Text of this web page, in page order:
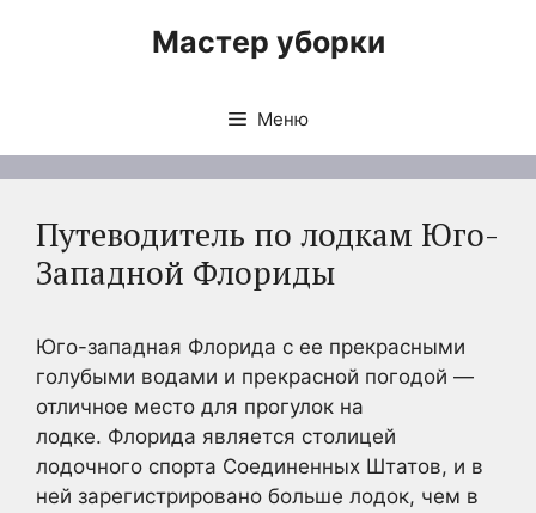
Мастер уборки
Меню
Путеводитель по лодкам Юго-
Западной Флориды
Юго-западная Флорида с ее прекрасными
голубыми водами и прекрасной погодой —
отличное место для прогулок на
лодке. Флорида является столицей
лодочного спорта Соединенных Штатов, и в
ней зарегистрировано больше лодок, чем в